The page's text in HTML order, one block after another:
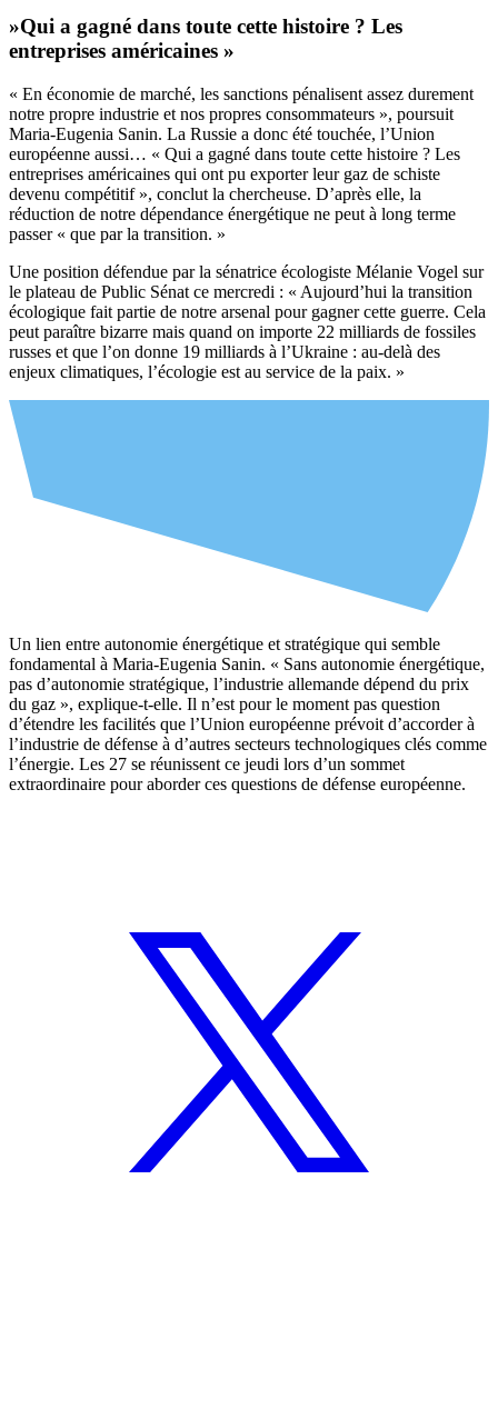
»Qui a gagné dans toute cette histoire ? Les
entreprises américaines »
« En économie de marché, les sanctions pénalisent assez durement
notre propre industrie et nos propres consommateurs », poursuit
Maria-Eugenia Sanin. La Russie a donc été touchée, l’Union
européenne aussi… « Qui a gagné dans toute cette histoire ? Les
entreprises américaines qui ont pu exporter leur gaz de schiste
devenu compétitif », conclut la chercheuse. D’après elle, la
réduction de notre dépendance énergétique ne peut à long terme
passer « que par la transition. »
Une position défendue par la sénatrice écologiste Mélanie Vogel sur
le plateau de Public Sénat ce mercredi : « Aujourd’hui la transition
écologique fait partie de notre arsenal pour gagner cette guerre. Cela
peut paraître bizarre mais quand on importe 22 milliards de fossiles
russes et que l’on donne 19 milliards à l’Ukraine : au-delà des
enjeux climatiques, l’écologie est au service de la paix. »
Un lien entre autonomie énergétique et stratégique qui semble
fondamental à Maria-Eugenia Sanin. « Sans autonomie énergétique,
pas d’autonomie stratégique, l’industrie allemande dépend du prix
du gaz », explique-t-elle. Il n’est pour le moment pas question
d’étendre les facilités que l’Union européenne prévoit d’accorder à
l’industrie de défense à d’autres secteurs technologiques clés comme
l’énergie. Les 27 se réunissent ce jeudi lors d’un sommet
extraordinaire pour aborder ces questions de défense européenne.